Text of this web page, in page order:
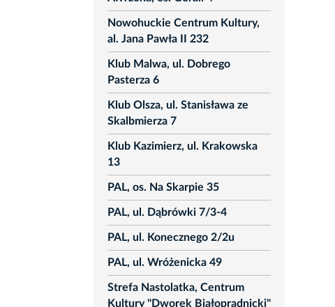
Nowohuckie Centrum Kultury,
al. Jana Pawła II 232
Klub Malwa, ul. Dobrego
Pasterza 6
Klub Olsza, ul. Stanisława ze
Skalbmierza 7
Klub Kazimierz, ul. Krakowska
13
PAL, os. Na Skarpie 35
PAL, ul. Dąbrówki 7/3-4
PAL, ul. Konecznego 2/2u
PAL, ul. Wróżenicka 49
Strefa Nastolatka, Centrum
Kultury "Dworek Białoprądnicki"